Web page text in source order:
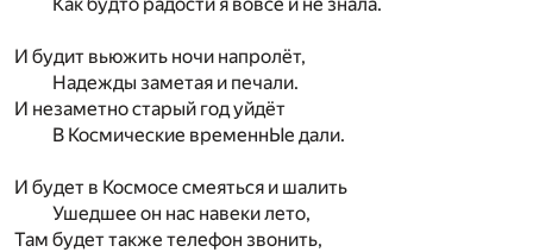
И будит вьюжить ночи напролёт,
Надежды заметая и печали.
И незаметно старый год уйдёт
В Космические временнЫе дали.
И будет в Космосе смеяться и шалить
Ушедшее он нас навеки лето,
Там будет также телефон звонить,